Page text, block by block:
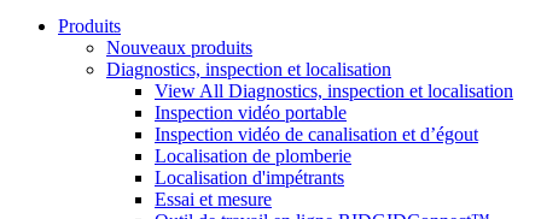
Produits
Nouveaux produits
Diagnostics, inspection et localisation
View All Diagnostics, inspection et localisation
Inspection vidéo portable
Inspection vidéo de canalisation et d’égout
Localisation de plomberie
Localisation d'impétrants
Essai et mesure